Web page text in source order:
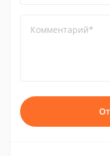
Комментарий*